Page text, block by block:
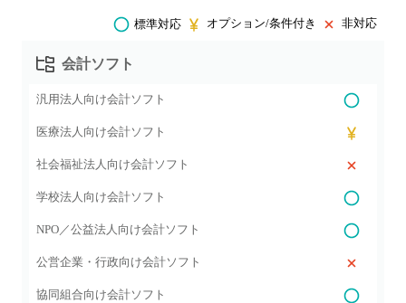
標準対応 オプション/条件付き 非対応
会計ソフト
汎用法人向け会計ソフト
医療法人向け会計ソフト
社会福祉法人向け会計ソフト
学校法人向け会計ソフト
NPO／公益法人向け会計ソフト
公営企業・行政向け会計ソフト
協同組合向け会計ソフト